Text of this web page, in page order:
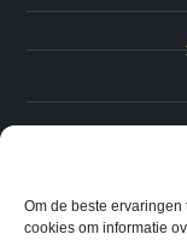
Om de beste
cookies om informatie